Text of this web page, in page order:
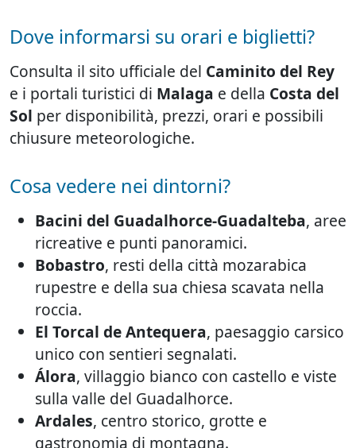
Dove informarsi su orari e biglietti?
Consulta il sito ufficiale del Caminito del Rey
e i portali turistici di Malaga e della Costa del
Sol per disponibilità, prezzi, orari e possibili
chiusure meteorologiche.
Cosa vedere nei dintorni?
Bacini del Guadalhorce-Guadalteba, aree
ricreative e punti panoramici.
Bobastro, resti della città mozarabica
rupestre e della sua chiesa scavata nella
roccia.
El Torcal de Antequera, paesaggio carsico
unico con sentieri segnalati.
Álora, villaggio bianco con castello e viste
sulla valle del Guadalhorce.
Ardales, centro storico, grotte e
gastronomia di montagna.